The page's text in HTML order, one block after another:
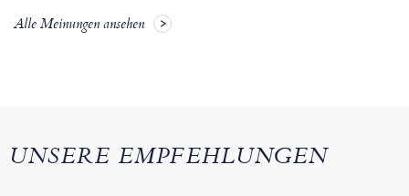
Alle Meinungen ansehen
UNSERE EMPFEHLUNGEN